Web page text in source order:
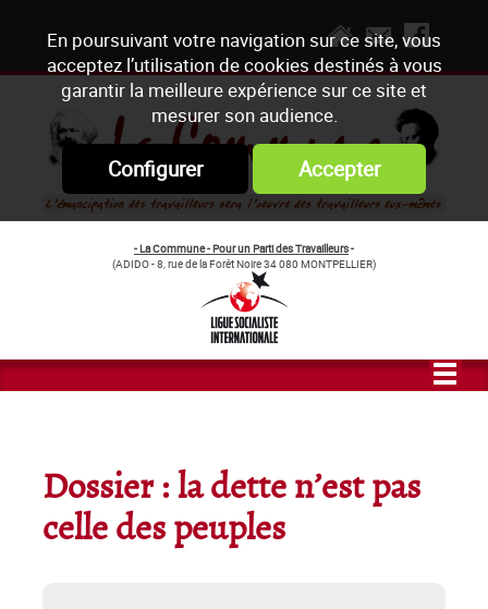
En poursuivant votre navigation sur ce site, vous
acceptez l’utilisation de cookies destinés à vous
garantir la meilleure expérience sur ce site et
mesurer son audience.
Configurer Accepter
- La Commune - Pour un Parti des Travailleurs-
(ADIDO - 8, rue de la Forêt Noire 34 080 MONTPELLIER)
Dossier : la dette n’est pas
celle des peuples